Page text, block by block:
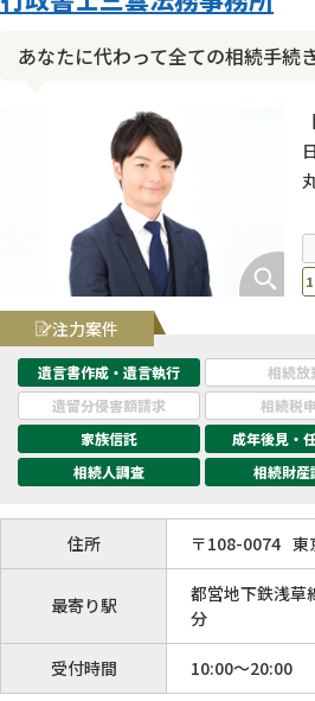
あなたに代わって全ての相続手続
注力案件
遺言書作成・遺言執行 相続放
遺留分侵害額請求
相続税
家族信託
成年後見・
相続人調査
相続財産
住所 〒108-0074 東
最寄り駅
都営地下鉄浅草
分
受付時間 10:00～20:00